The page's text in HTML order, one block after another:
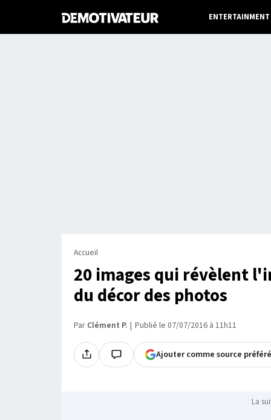
ENTERTAINMENT
Accueil
20 images qui révèlent
du décor des photos
Par Clément P. Publié le 07/07/2016 à 11h11
Ajouter comme source
La